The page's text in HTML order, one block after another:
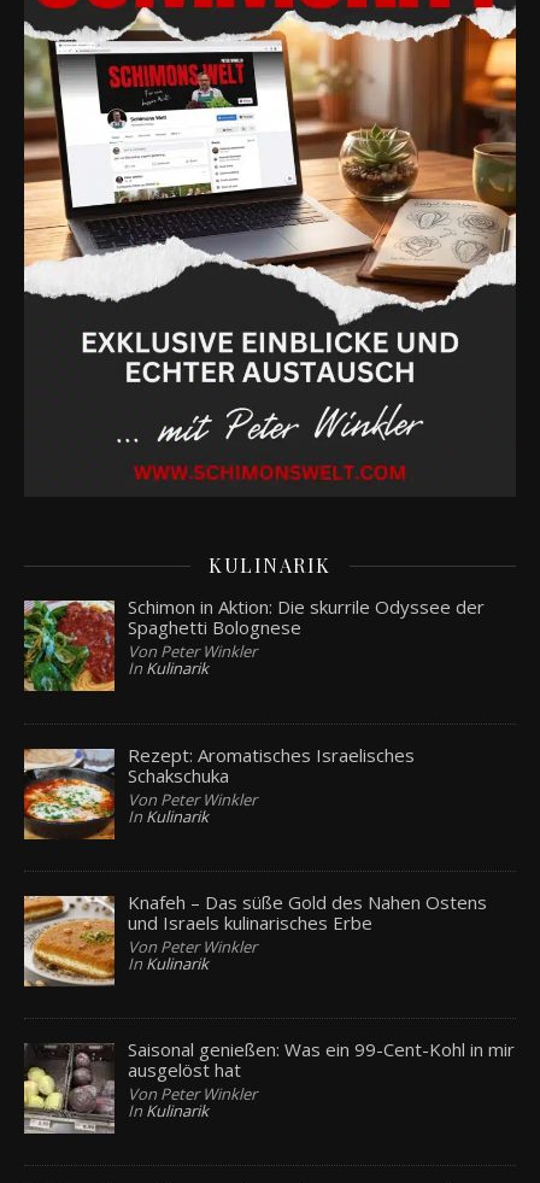
KULINARIK
Schimon in Aktion: Die skurrile Odyssee der
Spaghetti Bolognese
Von Peter Winkler
In Kulinarik
Rezept: Aromatisches Israelisches
Schakschuka
Von Peter Winkler
In Kulinarik
Knafeh – Das süße Gold des Nahen Ostens
und Israels kulinarisches Erbe
Von Peter Winkler
In Kulinarik
Saisonal genießen: Was ein 99-Cent-Kohl in mir
ausgelöst hat
Von Peter Winkler
In Kulinarik